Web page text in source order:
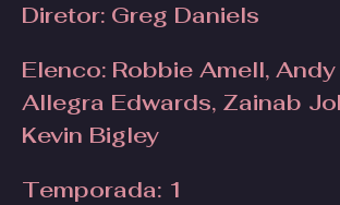
Diretor: Greg Daniels
Elenco: Robbie Amell,
Allegra Edwards, Zainab
Kevin Bigley
Temporada: 1